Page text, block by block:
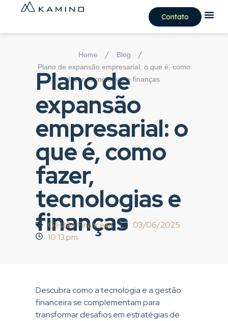
Contato
Home / Blog /
Plano de expansão empresarial: o que é, como
fazer, tecnologias e finanças
Plano de
expansão
empresarial: o
que é, como
fazer,
tecnologias e
finanças
Gestão Financeira
03/06/2025
10:13 pm
Descubra como a tecnologia e a gestão
financeira se complementam para
transformar desafios em estratégias de